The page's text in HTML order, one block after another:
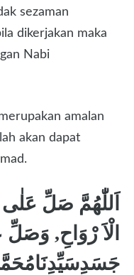
sezaman
dikerjakan maka
Nabi
amalan
akan dapat
اَللّٰهُمَّ صَلِّ
الْاَ رْوَاحِ,